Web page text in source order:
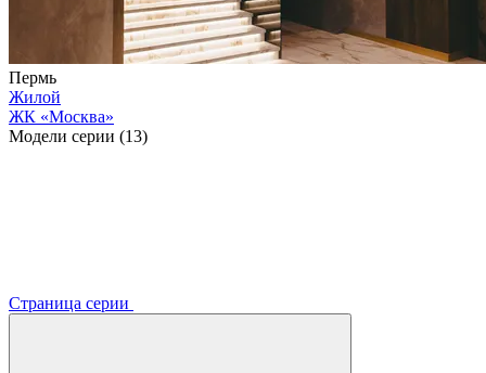
Пермь
Жилой
ЖК «Москва»
Модели серии (13)
Страница серии